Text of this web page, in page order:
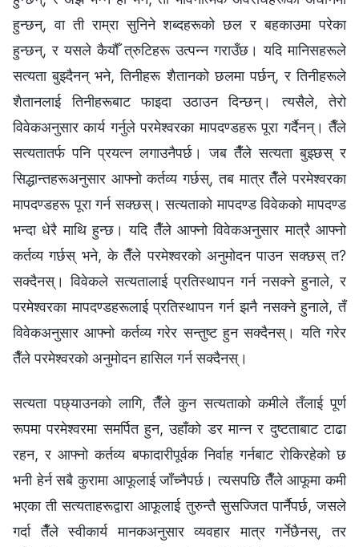
हुन्छन्, वा ती राम्रा सुनिने शब्दहरूको छल र बहकाउमा परेका
हुन्छन्, र यसले कैयौँ त्रुटिहरू उत्पन्न गराउँछ। यदि मानिसहरूले
सत्यता बुझ्दैनन् भने, तिनीहरू शैतानको छलमा पर्छन्, र तिनीहरूले
शैतानलाई तिनीहरूबाट फाइदा उठाउन दिन्छन्। त्यसैले, तेरो
विवेकअनुसार कार्य गर्नुले परमेश्‍वरका मापदण्डहरू पूरा गर्दैनन्। तैँले
सत्यतातर्फ पनि प्रयत्‍न लगाउनैपर्छ। जब तैँले सत्यता बुझ्छस् र
सिद्धान्तहरूअनुसार आफ्नो कर्तव्य गर्छस्, तब मात्र तैँले परमेश्‍वरका
मापदण्डहरू पूरा गर्न सक्छस्। सत्यताको मापदण्ड विवेकको मापदण्ड
भन्दा धेरै माथि हुन्छ। यदि तैँले आफ्नो विवेकअनुसार मात्रै आफ्नो
कर्तव्य गर्छस् भने, के तैँले परमेश्‍वरको अनुमोदन पाउन सक्छस् त?
सक्दैनस्। विवेकले सत्यतालाई प्रतिस्थापन गर्न नसक्ने हुनाले, र
परमेश्‍वरका मापदण्डहरूलाई प्रतिस्थापन गर्न झनै नसक्ने हुनाले, तँ
विवेकअनुसार आफ्नो कर्तव्य गरेर सन्तुष्ट हुन सक्दैनस्। यति गरेर
तैँले परमेश्‍वरको अनुमोदन हासिल गर्न सक्दैनस्।
सत्यता पछ्याउनको लागि, तैँले कुन सत्यताको कमीले तँलाई पूर्ण
रूपमा परमेश्‍वरमा समर्पित हुन, उहाँको डर मान्न र दुष्टताबाट टाढा
रहन, र आफ्नो कर्तव्य बफादारीपूर्वक निर्वाह गर्नबाट रोकिरहेको छ
भनी हेर्न सबै कुरामा आफूलाई जाँच्नैपर्छ। त्यसपछि तैँले आफूमा कमी
भएका ती सत्यताहरूद्वारा आफूलाई तुरुन्तै सुसज्जित पार्नैपर्छ, जसले
गर्दा तैँले स्वीकार्य मानकअनुसार व्यवहार मात्र गर्नेछैनस्, तर